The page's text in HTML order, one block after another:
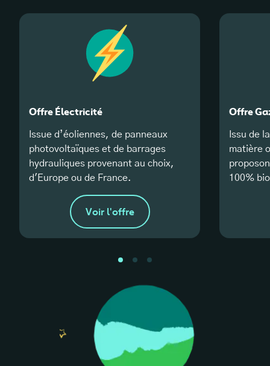
Offre Électricité
Issue d’éoliennes, de panneaux
photovoltaïques et de barrages
hydrauliques provenant au choix,
d'Europe ou de France.
Voir l'offre
Offre
Issu de
matière
100%